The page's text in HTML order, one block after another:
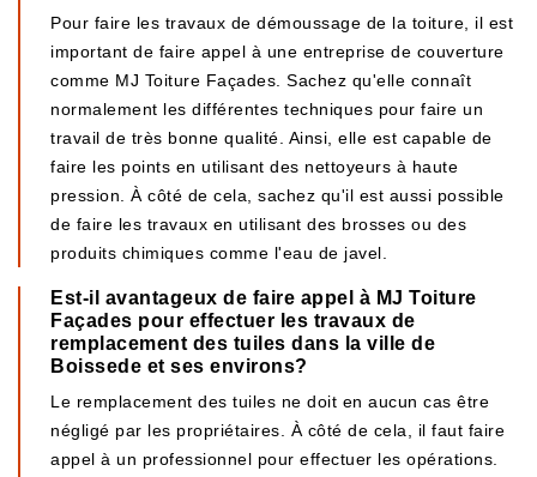
Pour faire les travaux de démoussage de la toiture, il est
important de faire appel à une entreprise de couverture
comme MJ Toiture Façades. Sachez qu'elle connaît
normalement les différentes techniques pour faire un
travail de très bonne qualité. Ainsi, elle est capable de
faire les points en utilisant des nettoyeurs à haute
pression. À côté de cela, sachez qu'il est aussi possible
de faire les travaux en utilisant des brosses ou des
produits chimiques comme l'eau de javel.
Est-il avantageux de faire appel à MJ Toiture
Façades pour effectuer les travaux de
remplacement des tuiles dans la ville de
Boissede et ses environs?
Le remplacement des tuiles ne doit en aucun cas être
négligé par les propriétaires. À côté de cela, il faut faire
appel à un professionnel pour effectuer les opérations.